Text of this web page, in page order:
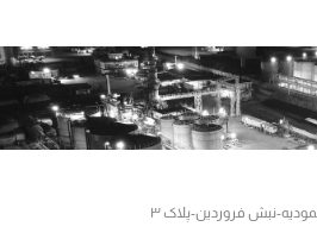
نبش فروردین-پلاک ۳